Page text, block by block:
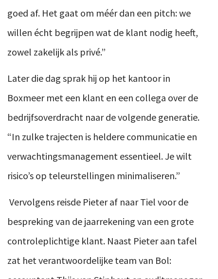
goed af. Het gaat om méér dan een pitch: we
willen écht begrijpen wat de klant nodig heeft,
zowel zakelijk als privé.”
Later die dag sprak hij op het kantoor in
Boxmeer met een klant en een collega over de
bedrijfsoverdracht naar de volgende generatie.
“In zulke trajecten is heldere communicatie en
verwachtingsmanagement essentieel. Je wilt
risico’s op teleurstellingen minimaliseren.”
Vervolgens reisde Pieter af naar Tiel voor de
bespreking van de jaarrekening van een grote
controleplichtige klant. Naast Pieter aan tafel
zat het verantwoordelijke team van Bol: